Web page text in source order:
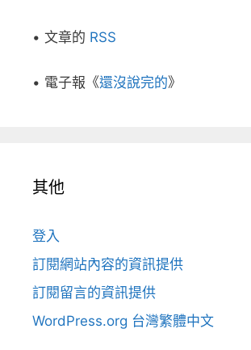
• 文章的 RSS
• 電子報《還沒說完的》
其他
登入
訂閱網站內容的資訊提供
訂閱留言的資訊提供
WordPress.org 台灣繁體中文